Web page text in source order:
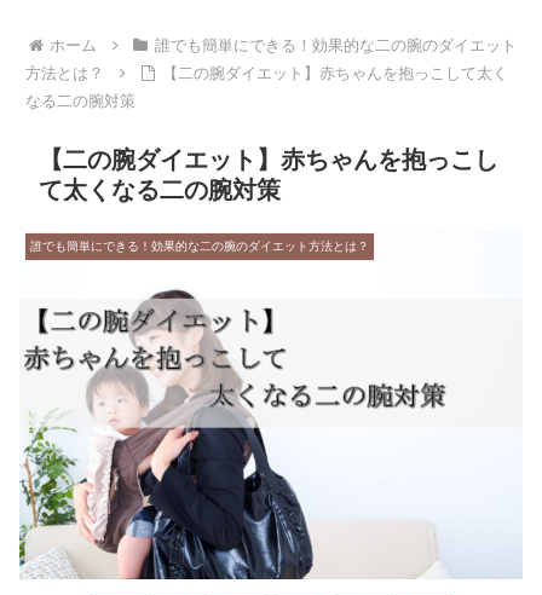
ホーム
誰でも簡単にできる！効果的な二の腕のダイエット
方法とは？
【二の腕ダイエット】赤ちゃんを抱っこして太く
なる二の腕対策
【二の腕ダイエット】赤ちゃんを抱っこし
て太くなる二の腕対策
誰でも簡単にできる！効果的な二の腕のダイエット方法とは？